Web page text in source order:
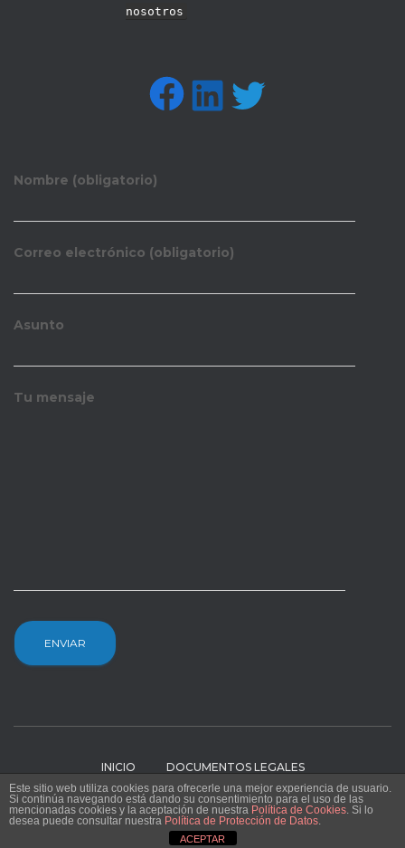
nosotros
FACEBOOK LINKEDIN
Nombre (obligatorio)
Correo electrónico (obligatorio)
Asunto
Tu mensaje
INICIO DOCUMENTOS LEGALES
Hestia | Desarrollado porThemeIsle
Este sitio web utiliza cookies para ofrecerle una mejor experiencia de usuario.
Si continúa navegando está dando su consentimiento para el uso de las
mencionadas cookies y la aceptación de nuestra Política de Cookies. Si lo
desea puede consultar nuestra Política de Protección de Datos.
ACEPTAR